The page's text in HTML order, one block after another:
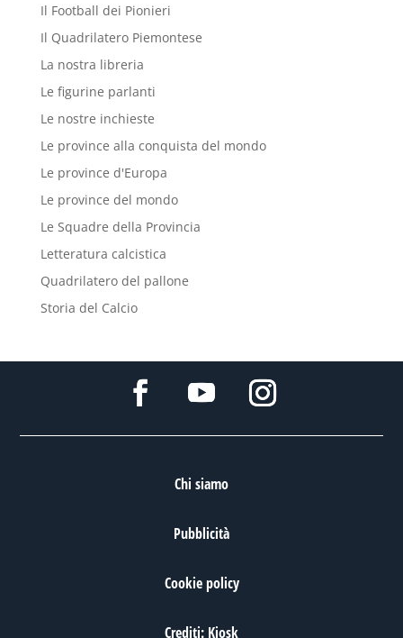
Il Football dei Pionieri
Il Quadrilatero Piemontese
La nostra libreria
Le figurine parlanti
Le nostre inchieste
Le province alla conquista del mondo
Le province d'Europa
Le province del mondo
Le Squadre della Provincia
Letteratura calcistica
Quadrilatero del pallone
Storia del Calcio
Chi siamo
Pubblicità
Cookie policy
Crediti: Kiosk